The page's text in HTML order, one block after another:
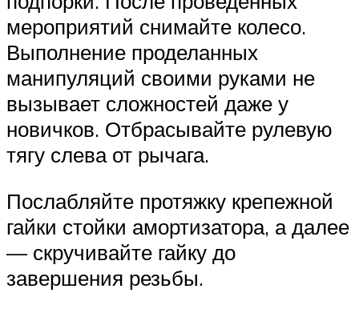
мероприятий снимайте колесо.
Выполнение проделанных
манипуляций своими руками не
вызывает сложностей даже у
новичков. Отбрасывайте рулевую
тягу слева от рычага.
Послабляйте протяжку крепежной
гайки стойки амортизатора, а далее
— скручивайте гайку до
завершения резьбы.